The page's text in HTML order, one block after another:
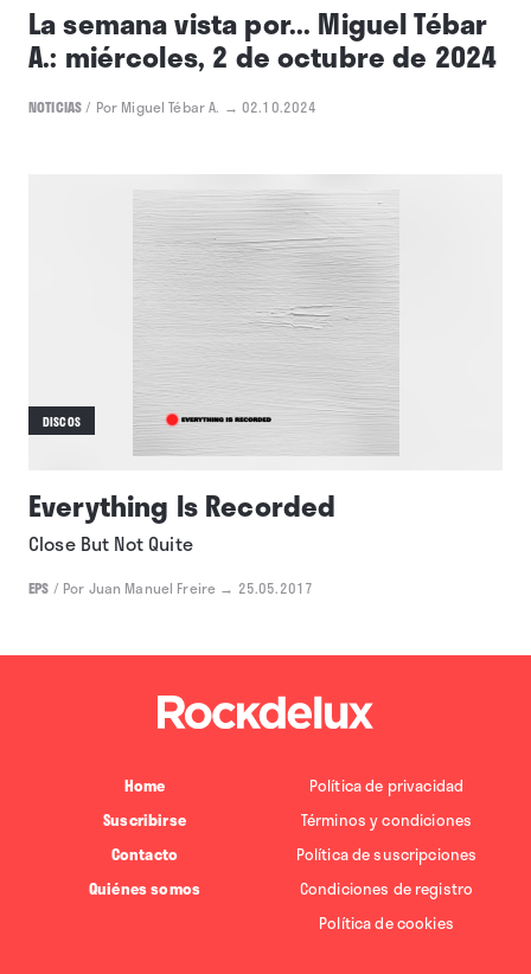
La semana vista por... Miguel Tébar
A.: miércoles, 2 de octubre de 2024
NOTICIAS/ Por Miguel Tébar A. → 02.10.2024
DISCOS
Everything Is Recorded
Close But Not Quite
EPS / Por Juan Manuel Freire → 25.05.2017
Home
Suscribirse
Contacto
Quiénes somos
Política de privacidad
Términos y condiciones
Política de suscripciones
Condiciones de registro
Política de cookies